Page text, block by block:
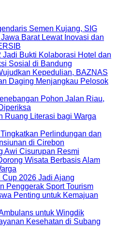
Semen Kujang, SIG
Barat Lewat Inovasi dan
Jadi Bukti Kolaborasi Hotel dan
Sosial di Bandung
Kepedulian, BAZNAS
Daging Menjangkau Pelosok
Pohon Jalan Riau,
Ruang Literasi bagi Warga
Perlindungan dan
di Cirebon
Awi Cisurupan Resmi
Wisata Berbasis Alam
2026 Jadi Ajang
Penggerak Sport Tourism
Penting untuk Kemajuan
untuk Wingdik
Kesehatan di Subang